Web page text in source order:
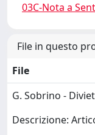
03C-Nota a
File in questo
File
G. Sobrino -
Descrizione: